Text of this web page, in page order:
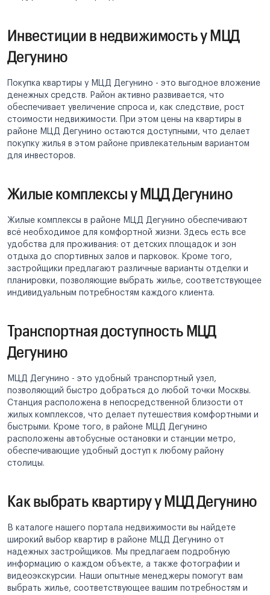
Инвестиции в недвижимость у МЦД
Дегунино
Покупка квартиры у МЦД Дегунино - это выгодное вложение
денежных средств. Район активно развивается, что
обеспечивает увеличение спроса и, как следствие, рост
стоимости недвижимости. При этом цены на квартиры в
районе МЦД Дегунино остаются доступными, что делает
покупку жилья в этом районе привлекательным вариантом
для инвесторов.
Жилые комплексы у МЦД Дегунино
Жилые комплексы в районе МЦД Дегунино обеспечивают
всё необходимое для комфортной жизни. Здесь есть все
удобства для проживания: от детских площадок и зон
отдыха до спортивных залов и парковок. Кроме того,
застройщики предлагают различные варианты отделки и
планировки, позволяющие выбрать жилье, соответствующее
индивидуальным потребностям каждого клиента.
Транспортная доступность МЦД
Дегунино
МЦД Дегунино - это удобный транспортный узел,
позволяющий быстро добраться до любой точки Москвы.
Станция расположена в непосредственной близости от
жилых комплексов, что делает путешествия комфортными и
быстрыми. Кроме того, в районе МЦД Дегунино
расположены автобусные остановки и станции метро,
обеспечивающие удобный доступ к любому району
столицы.
Как выбрать квартиру у МЦД Дегунино
В каталоге нашего портала недвижимости вы найдете
широкий выбор квартир в районе МЦД Дегунино от
надежных застройщиков. Мы предлагаем подробную
информацию о каждом объекте, а также фотографии и
видеоэкскурсии. Наши опытные менеджеры помогут вам
выбрать жилье, соответствующее вашим потребностям и